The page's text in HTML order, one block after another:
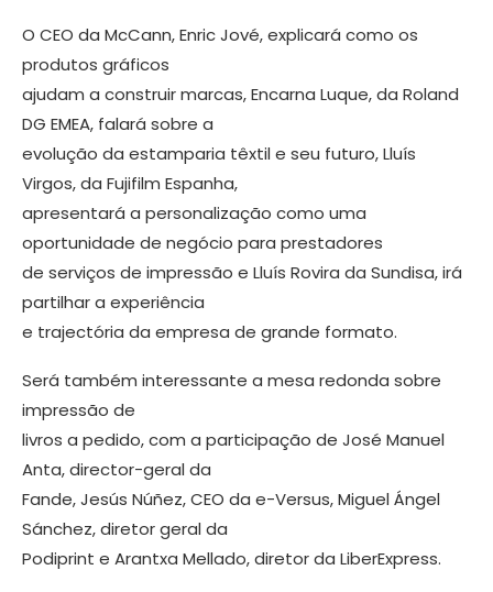
O CEO da McCann, Enric Jové, explicará como os
produtos gráficos
ajudam a construir marcas, Encarna Luque, da Roland
DG EMEA, falará sobre a
evolução da estamparia têxtil e seu futuro, Lluís
Virgos, da Fujifilm Espanha,
apresentará a personalização como uma
oportunidade de negócio para prestadores
de serviços de impressão e Lluís Rovira da Sundisa, irá
partilhar a experiência
e trajectória da empresa de grande formato.
Será também interessante a mesa redonda sobre
impressão de
livros a pedido, com a participação de José Manuel
Anta, director-geral da
Fande, Jesús Núñez, CEO da e-Versus, Miguel Ángel
Sánchez, diretor geral da
Podiprint e Arantxa Mellado, diretor da LiberExpress.